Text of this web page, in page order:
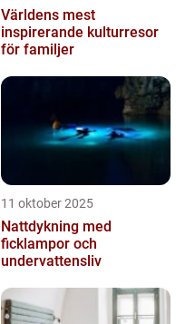
Världens mest
inspirerande kulturresor
för familjer
11 oktober 2025
Nattdykning med
ficklampor och
undervattensliv